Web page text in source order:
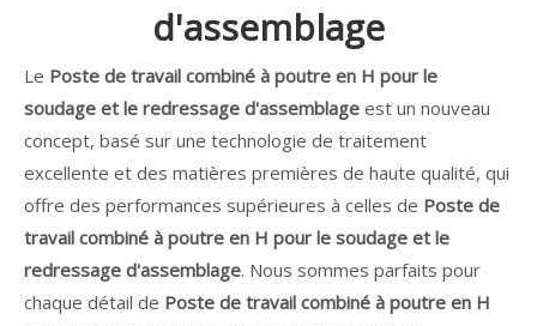
d'assemblage
Le Poste de travail combiné à poutre en H pour le
soudage et le redressage d'assemblage est un nouveau
concept, basé sur une technologie de traitement
excellente et des matières premières de haute qualité, qui
offre des performances supérieures à celles de Poste de
travail combiné à poutre en H pour le soudage et le
redressage d'assemblage. Nous sommes parfaits pour
chaque détail de Poste de travail combiné à poutre en H